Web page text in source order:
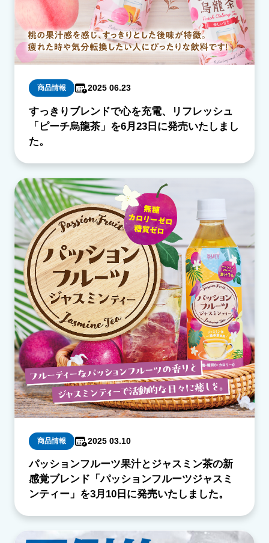
商品情報 2025 06.23
すっきりブレンドで心を充電、リフレッシュ
「ピーチ烏龍茶」を6月23日に発売いたしまし
た。
商品情報 2025 03.10
パッションフルーツ果汁とジャスミン茶の新
感覚ブレンド「パッションフルーツジャスミ
ンティー」を3月10日に発売いたしました。